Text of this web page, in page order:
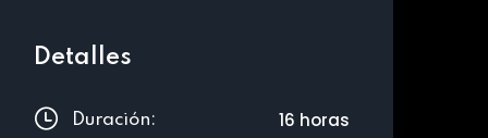
Detalles
Duración: 16 horas